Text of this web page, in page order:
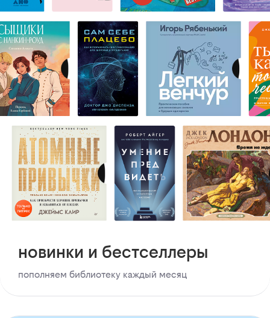
новинки и бестселлеры
пополняем библиотеку каждый месяц